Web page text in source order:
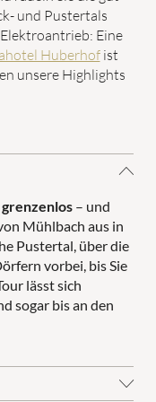
Pass
und Pustertals
Eine
Huberhofist
unsere Highlights
grenzenlos – und
Mühlbach aus in
Pustertal, über die
vorbei, bis Sie
lässt sich
sogar bis an den